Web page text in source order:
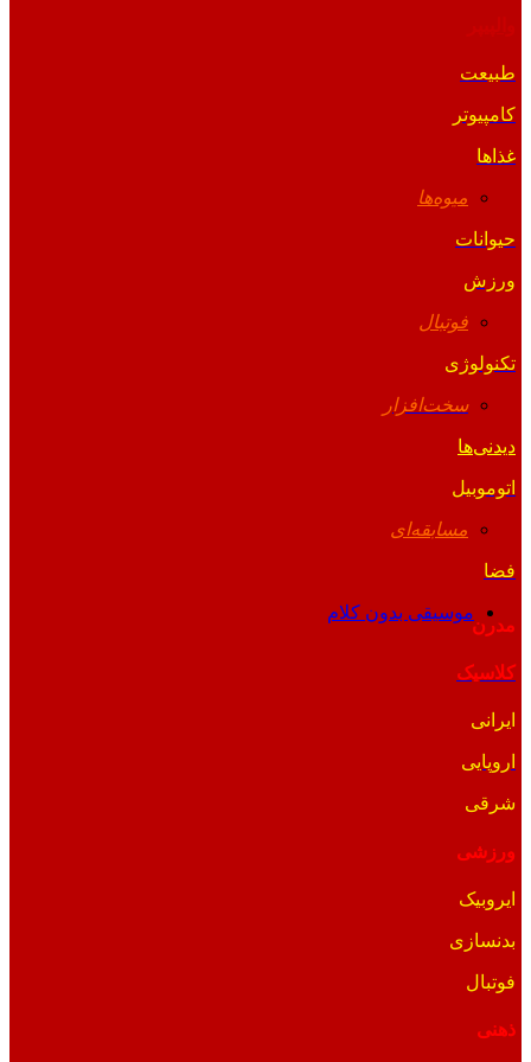
طبیعت
کامپیوتر
غذاها
میوه‌ها
حیوانات
ورزش
فوتبال
تکنولوژی
سخت‌افزار
دیدنی‌ها
اتوموبیل
مسابقه‌ای
فضا
موسیقی بدون کلام
مدرن
کلاسیک
ایرانی
اروپایی
شرقی
ورزشی
ایروبیک
بدنسازی
فوتبال
ذهنی